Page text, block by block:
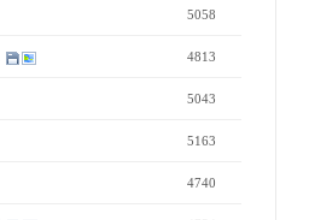
5058
4813
5043
5163
4740